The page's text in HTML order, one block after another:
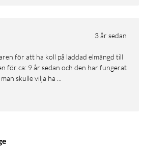
3 år sedan
för ca: 9 år sedan och den har fungerat
skulle vilja ha ...